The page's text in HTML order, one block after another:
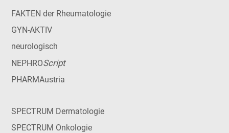
FAKTEN der Rheumatologie
GYN-AKTIV
neurologisch
NEPHROScript
PHARMAustria
SPECTRUM Dermatologie
SPECTRUM Onkologie